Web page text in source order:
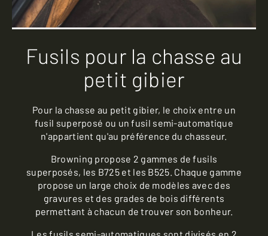
Fusils pour la chasse au
petit gibier
Pour la chasse au petit gibier, le choix entre un
fusil superposé ou un fusil semi-automatique
n'appartient qu'au préférence du chasseur.
Browning propose 2 gammes de fusils
superposés, les B725 et les B525. Chaque gamme
propose un large choix de modèles avec des
gravures et des grades de bois différents
permettant à chacun de trouver son bonheur.